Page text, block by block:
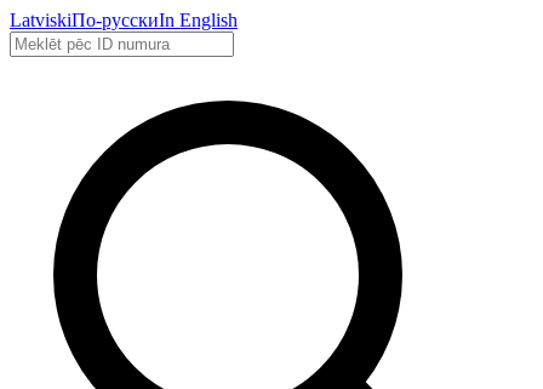
LatviskiПо-русскиIn English